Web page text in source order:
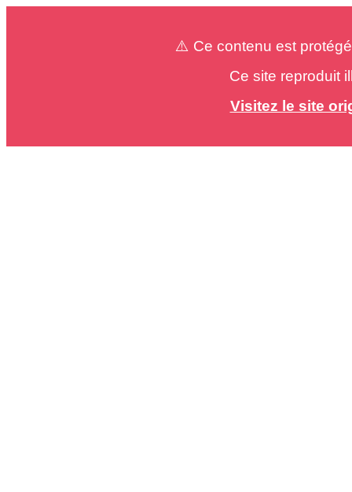
⚠️ Ce contenu est
Ce site reproduit
Visitez le site